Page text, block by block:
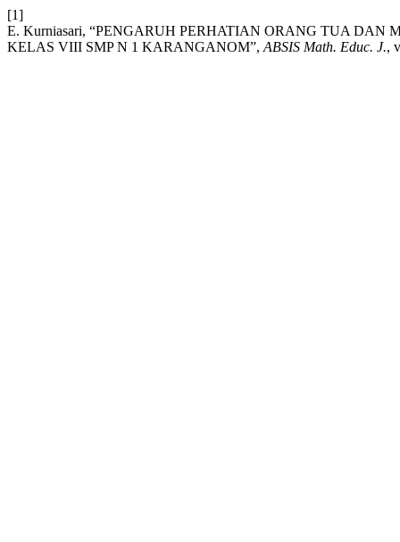
[1]
E. Kurniasari, “PENGARUH PERHATIAN ORANG TUA
KELAS VIII SMP N 1 KARANGANOM”, ABSIS Math. Educ. J.,